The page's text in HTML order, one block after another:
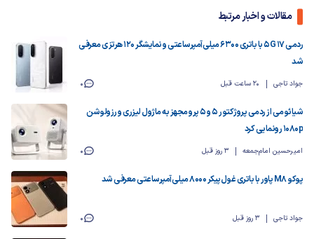
مقالات و اخبار مرتبط
ردمی 17 5G با باتری ۶۳۰۰ میلی‌آمپرساعتی و نمایشگر ۱۲۰ هرتزی معرفی
شد
جواد تاجی 20 ساعت قبل 0
شیائومی از ردمی پروژکتور ۵ و ۵ پرو مجهز به ماژول لیزری و رزولوشن
1080p رونمایی کرد
امیرحسین امام‌جمعه 3 روز قبل 0
پوکو M8 پاور با باتری غول‌پیکر ۸۰۰۰ میلی‌آمپرساعتی معرفی شد
جواد تاجی 3 روز قبل 0